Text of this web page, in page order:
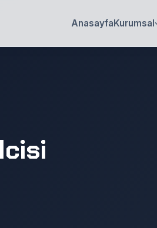
AnasayfaKurumsal